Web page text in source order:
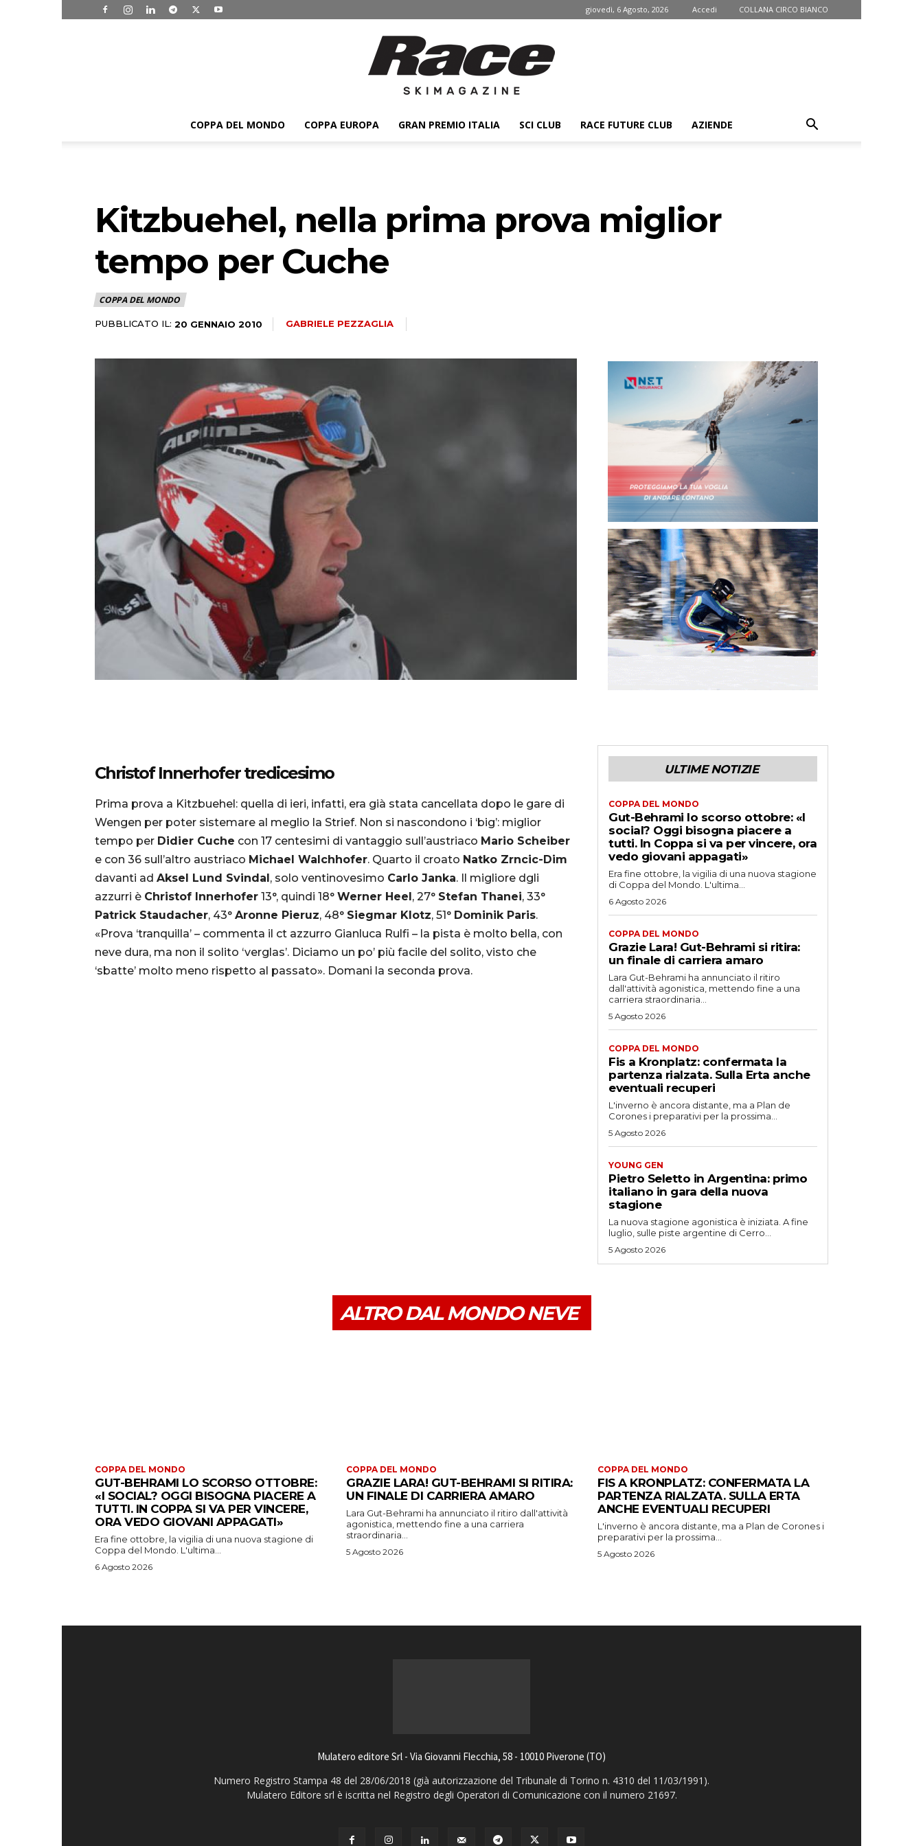
giovedì, 6 Agosto, 2026 Accedi COLLANA CIRCO BIANCO
ski
COPPA DEL MONDO COPPA EUROPA GRAN PREMIO ITALIA SCI CLUB RACE FUTURE CLUB AZIENDE
Kitzbuehel, nella prima prova miglior
tempo per Cuche
COPPA DEL MONDO
PUBBLICATO IL: 20 GENNAIO 2010 GABRIELE PEZZAGLIA
Christof Innerhofer tredicesimo
Prima prova a Kitzbuehel: quella di ieri, infatti, era già stata cancellata dopo le gare di
Wengen per poter sistemare al meglio la Strief. Non si nascondono i ‘big’: miglior
tempo per Didier Cuche con 17 centesimi di vantaggio sull’austriaco Mario Scheiber
e con 36 sull’altro austriaco Michael Walchhofer. Quarto il croato Natko Zrncic-Dim
davanti ad Aksel Lund Svindal, solo ventinovesimo Carlo Janka. Il migliore dgli
azzurri è Christof Innerhofer 13°, quindi 18° Werner Heel, 27° Stefan Thanei, 33°
Patrick Staudacher, 43° Aronne Pieruz, 48° Siegmar Klotz, 51° Dominik Paris.
«Prova ‘tranquilla’ – commenta il ct azzurro Gianluca Rulfi – la pista è molto bella, con
neve dura, ma non il solito ‘verglas’. Diciamo un po’ più facile del solito, visto che
‘sbatte’ molto meno rispetto al passato». Domani la seconda prova.
ULTIME NOTIZIE
COPPA DEL MONDO
Gut-Behrami lo scorso ottobre: «I
social? Oggi bisogna piacere a
tutti. In Coppa si va per vincere, ora
vedo giovani appagati»
Era fine ottobre, la vigilia di una nuova stagione
di Coppa del Mondo. L'ultima...
6 Agosto 2026
COPPA DEL MONDO
Grazie Lara! Gut-Behrami si ritira:
un finale di carriera amaro
Lara Gut-Behrami ha annunciato il ritiro
dall'attività agonistica, mettendo fine a una
carriera straordinaria...
5 Agosto 2026
COPPA DEL MONDO
Fis a Kronplatz: confermata la
partenza rialzata. Sulla Erta anche
eventuali recuperi
L'inverno è ancora distante, ma a Plan de
Corones i preparativi per la prossima...
5 Agosto 2026
YOUNG GEN
Pietro Seletto in Argentina: primo
italiano in gara della nuova
stagione
La nuova stagione agonistica è iniziata. A fine
luglio, sulle piste argentine di Cerro...
5 Agosto 2026
ALTRO DAL MONDO NEVE
COPPA DEL MONDO
GUT-BEHRAMI LO SCORSO OTTOBRE:
«I SOCIAL? OGGI BISOGNA PIACERE A
TUTTI. IN COPPA SI VA PER VINCERE,
ORA VEDO GIOVANI APPAGATI»
Era fine ottobre, la vigilia di una nuova stagione di
Coppa del Mondo. L'ultima...
6 Agosto 2026
COPPA DEL MONDO
GRAZIE LARA! GUT-BEHRAMI SI RITIRA:
UN FINALE DI CARRIERA AMARO
Lara Gut-Behrami ha annunciato il ritiro dall'attività
agonistica, mettendo fine a una carriera
straordinaria...
5 Agosto 2026
COPPA DEL MONDO
FIS A KRONPLATZ: CONFERMATA LA
PARTENZA RIALZATA. SULLA ERTA
ANCHE EVENTUALI RECUPERI
L'inverno è ancora distante, ma a Plan de Corones i
preparativi per la prossima...
5 Agosto 2026
Mulatero editore Srl - Via Giovanni Flecchia, 58 - 10010 Piverone (TO)
Numero Registro Stampa 48 del 28/06/2018 (già autorizzazione del Tribunale di Torino n. 4310 del 11/03/1991).
Mulatero Editore srl è iscritta nel Registro degli Operatori di Comunicazione con il numero 21697.